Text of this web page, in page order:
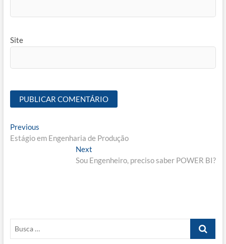
Site
Navegação
de
PreviousPrevious
post:
Estágio em Engenharia de Produção
Next
post:
Sou Engenheiro, preciso saber POWER BI?
Busca